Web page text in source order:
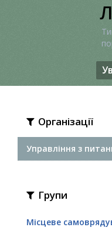
Організації
Управління з
Групи
Місцеве